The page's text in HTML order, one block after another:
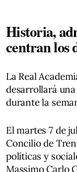
Historia,
centran los
La Real
desarrollará
durante la
El martes 7 de
Concilio de
políticas y
Massimo Carlo